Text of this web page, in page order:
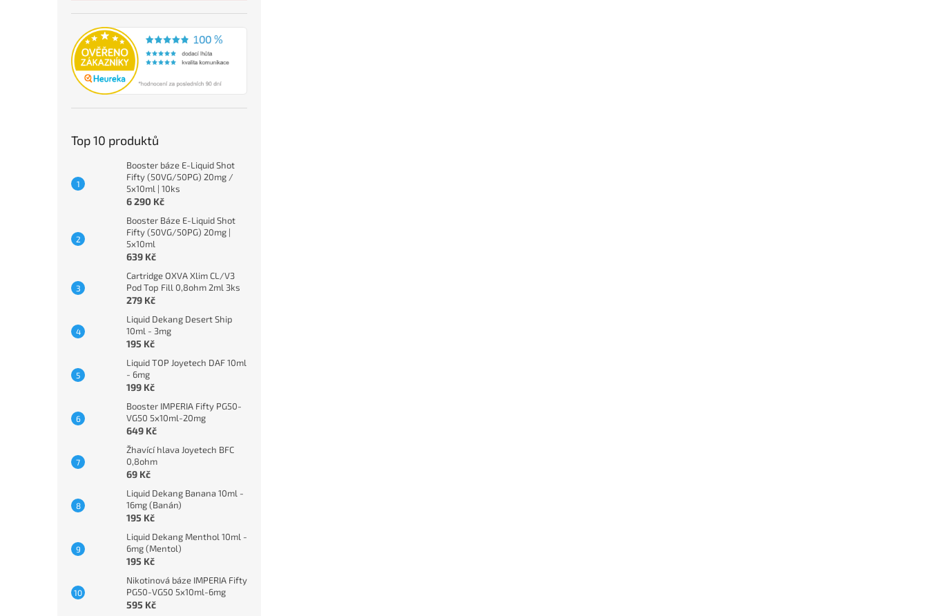
Top 10 produktů
Booster báze E-Liquid Shot
Fifty (50VG/50PG) 20mg /
5x10ml | 10ks
6 290 Kč
Booster Báze E-Liquid Shot
Fifty (50VG/50PG) 20mg |
5x10ml
639 Kč
Cartridge OXVA Xlim CL/V3
Pod Top Fill 0,8ohm 2ml 3ks
279 Kč
Liquid Dekang Desert Ship
10ml - 3mg
195 Kč
Liquid TOP Joyetech DAF 10ml
- 6mg
199 Kč
Booster IMPERIA Fifty PG50-
VG50 5x10ml-20mg
649 Kč
Žhavící hlava Joyetech BFC
0,8ohm
69 Kč
Liquid Dekang Banana 10ml -
16mg (Banán)
195 Kč
Liquid Dekang Menthol 10ml -
6mg (Mentol)
195 Kč
Nikotinová báze IMPERIA Fifty
PG50-VG50 5x10ml-6mg
595 Kč